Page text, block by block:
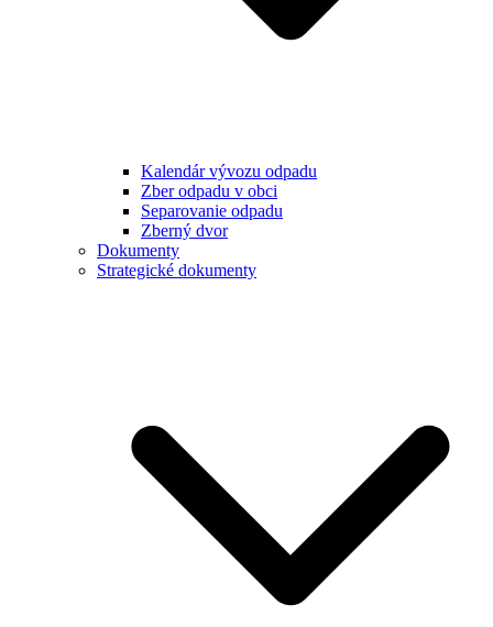
Kalendár vývozu odpadu
Zber odpadu v obci
Separovanie odpadu
Zberný dvor
Dokumenty
Strategické dokumenty